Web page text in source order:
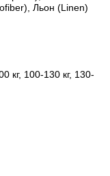
Льон (Linen)
кг, 100-130 кг, 130-